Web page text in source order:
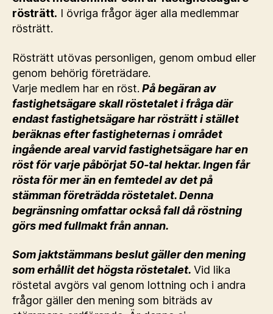
rösträtt. I övriga frågor äger alla medlemmar
rösträtt.
Rösträtt utövas personligen, genom ombud eller
genom behörig företrädare.
Varje medlem har en röst. På begäran av
fastighetsägare skall röstetalet i fråga där
endast fastighetsägare har rösträtt i stället
beräknas efter fastigheternas i området
ingående areal varvid fastighetsägare har en
röst för varje påbörjat 50-tal hektar. Ingen får
rösta för mer än en femtedel av det på
stämman företrädda röstetalet. Denna
begränsning omfattar också fall då röstning
görs med fullmakt från annan.
Som jaktstämmans beslut gäller den mening
som erhållit det högsta röstetalet. Vid lika
röstetal avgörs val genom lottning och i andra
frågor gäller den mening som biträds av